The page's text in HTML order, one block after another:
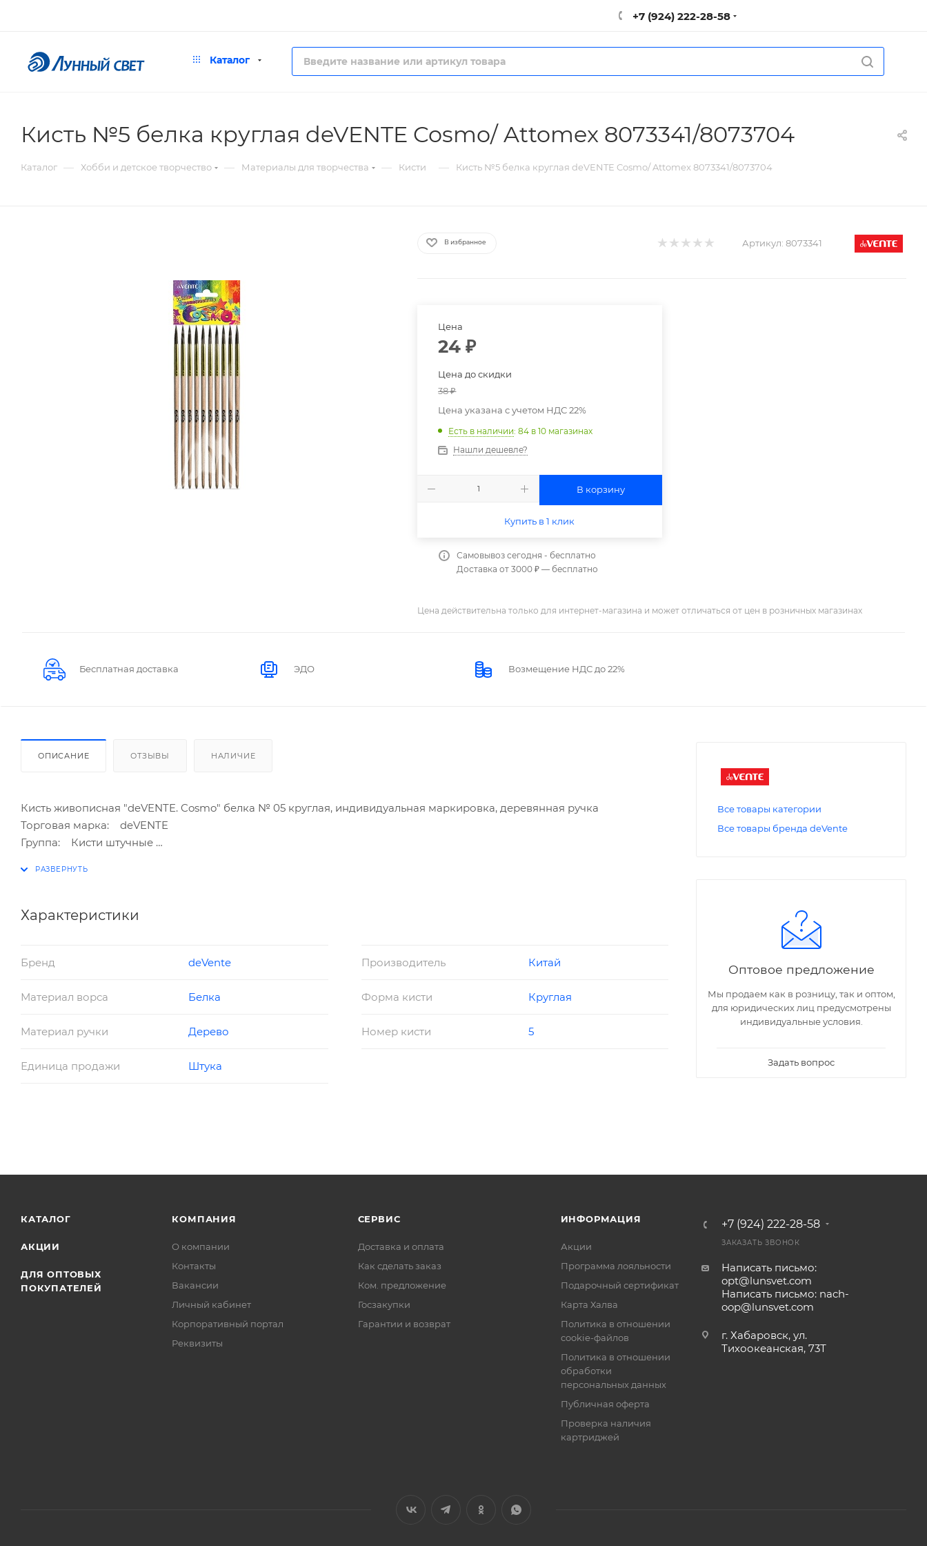
+7 (924) 222-28-58
Каталог
Кисть №5 белка круглая deVENTE Cosmo/ Attomex 8073341/8073704
Каталог — Хобби и детское творчество — Материалы для творчества — Кисти — Кисть №5 белка круглая deVENTE Cosmo/ Attomex 8073341/8073704
В избранное Артикул: 8073341
Цена
24 ₽
Цена до скидки
38₽
Цена указана с учетом НДС 22%
Есть в наличии: 84 в 10 магазинах
Нашли дешевле?
В корзину
Купить в 1 клик
Самовывоз сегодня - бесплатно
Доставка от 3000 ₽ — бесплатно
Цена действительна только для интернет-магазина и может отличаться от цен в розничных магазинах
Бесплатная доставка ЭДО Возмещение НДС до 22%
ОПИСАНИЕ ОТЗЫВЫ НАЛИЧИЕ
Кисть живописная "deVENTE. Cosmo" белка № 05 круглая, индивидуальная маркировка, деревянная ручка
Торговая марка: deVENTE
Группа: Кисти штучные
Страна производитель: Китай
Характеристики
Бренд deVente Производитель Китай
Материал ворса Белка Форма кисти Круглая
Материал ручки Дерево Номер кисти 5
Единица продажи Штука
Все товары категории
Все товары бренда deVente
Оптовое предложение
Мы продаем как в розницу, так и оптом,
для юридических лиц предусмотрены
индивидуальные условия.
Задать вопрос
КАТАЛОГ
АКЦИИ
ДЛЯ ОПТОВЫХ
ПОКУПАТЕЛЕЙ
КОМПАНИЯ
О компании
Контакты
Вакансии
Личный кабинет
Корпоративный портал
Реквизиты
СЕРВИС
Доставка и оплата
Как сделать заказ
Ком. предложение
Госзакупки
Гарантии и возврат
ИНФОРМАЦИЯ
Акции
Программа лояльности
Подарочный сертификат
Карта Халва
Политика в отношении
cookie-файлов
Политика в отношении
обработки
персональных данных
Публичная оферта
Проверка наличия
картриджей
+7 (924) 222-28-58
ЗАКАЗАТЬ ЗВОНОК
Написать письмо:
opt@lunsvet.com
Написать письмо: nach-
oop@lunsvet.com
г. Хабаровск, ул.
Тихоокеанская, 73Т